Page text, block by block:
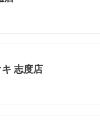
志度店